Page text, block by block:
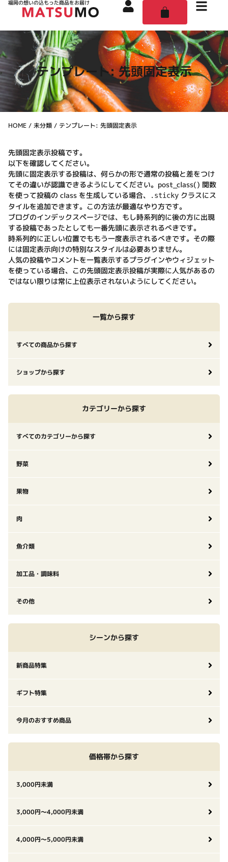
福岡の想いの込もった商品をお届け
テンプレート: 先頭固定表示
HOME / 未分類 / テンプレート: 先頭固定表示
一覧から探す
すべての商品から探す
ショップから探す
カテゴリーから探す
すべてのカテゴリーから探す
野菜
果物
肉
魚介類
加工品・調味料
その他
シーンから探す
新商品特集
ギフト特集
今月のおすすめ商品
価格帯から探す
3,000円未満
3,000円〜4,000円未満
4,000円〜5,000円未満
先頭固定表示投稿です。
以下を確認してください。
先頭に固定表示する投稿は、何らかの形で通常の投稿と差をつけ
てその違いが認識できるようにしてください。 post_class() 関数
を使って投稿の class を生成している場合、
.sticky クラスにス
タイルを追加できます。この方法が最適なやり方です。
ブログのインデックスページでは、もし時系列的に後の方に出現
する投稿であったとしても一番先頭に表示されるべきです。
時系列的に正しい位置でももう一度表示されるべきです。その際
には固定表示向けの特別なスタイルは必要ありません。
人気の投稿やコメントを一覧表示するプラグインやウィジェット
を使っている場合、この先頭固定表示投稿が実際に人気があるの
ではない限りは常に上位表示されないようにしてください。